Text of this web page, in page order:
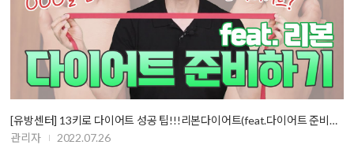
[유방센터] 13키로 다이어트 성공 팁!!!리본다이어트(feat.다이어트 준비하기)
관리자
2022.07.26